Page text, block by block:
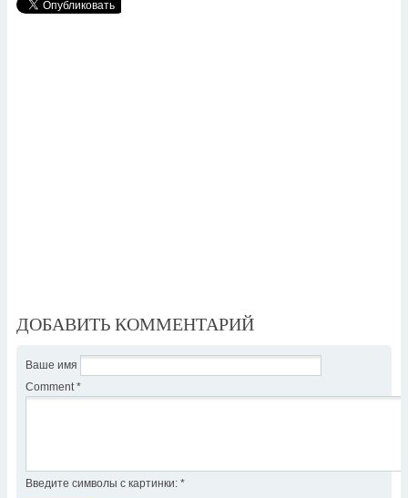
ДОБАВИТЬ КОММЕНТАРИЙ
Ваше имя
Comment *
Введите символы с картинки: *